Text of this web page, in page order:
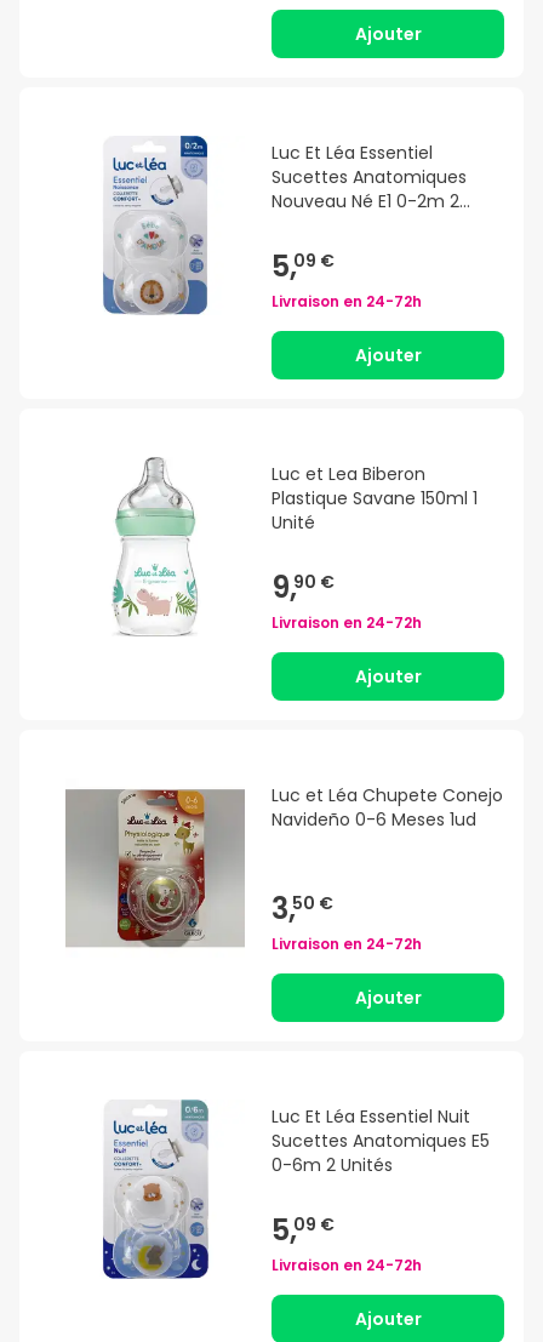
Ajouter
Luc Et Léa Essentiel
Sucettes Anatomiques
Nouveau Né E1 0-2m 2
5,09 €
Livraison en 24-72h
Ajouter
Luc et Lea Biberon
Plastique Savane 150ml 1
Unité
9,90 €
Livraison en 24-72h
Ajouter
Luc et Léa Chupete Conejo
Navideño 0-6 Meses 1ud
3,50 €
Livraison en 24-72h
Ajouter
Luc Et Léa Essentiel Nuit
Sucettes Anatomiques E5
0-6m 2 Unités
5,09 €
Livraison en 24-72h
Ajouter